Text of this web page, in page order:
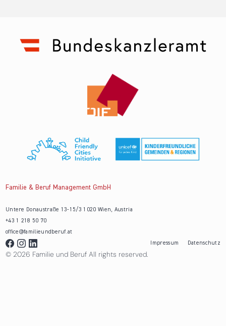
Familie & Beruf Management GmbH
Untere Donaustraße 13-15/3 1020 Wien, Austria
+43 1 218 50 70
office@familieundberuf.at
Impressum
Datenschutz
© 2026 Familie und Beruf All rights reserved.